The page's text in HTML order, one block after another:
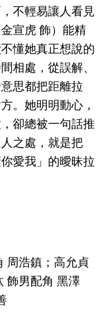
不輕易讓人看見
宣虎 飾）能精
懂她真正想說的
相處，從誤解、
思都把距離拉
。她明明動心，
卻總被一句話推
之處，就是把
愛我」的曖昧拉
周浩鎮；高允貞
飾男配角 黑澤